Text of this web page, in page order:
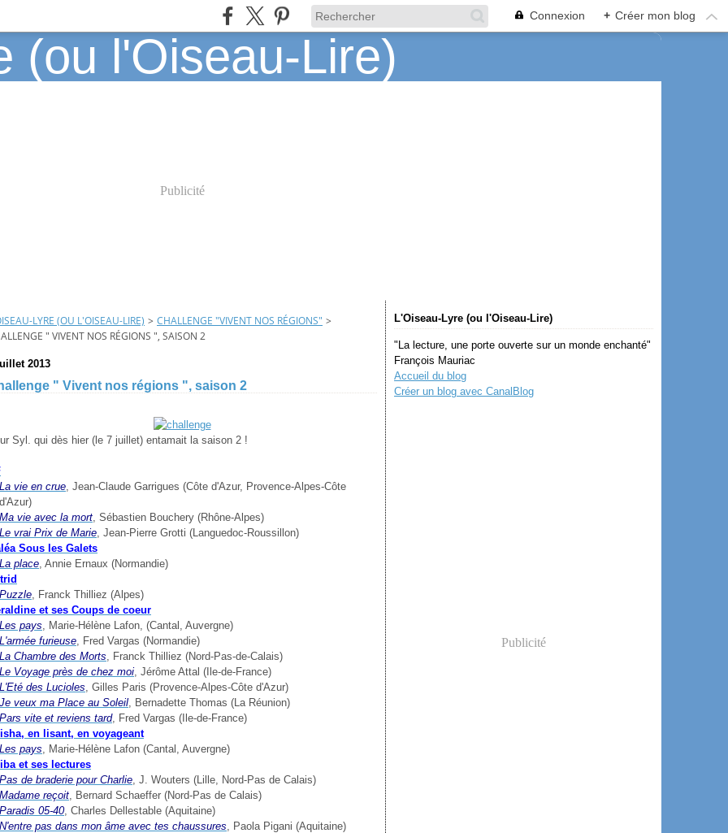
Connexion + Créer mon blog
Publicité
LYRE (OU L'OISEAU-LIRE) > CHALLENGE "VIVENT NOS RÉGIONS" >
" VIVENT NOS RÉGIONS ", SAISON 2
2013
" Vivent nos régions ", saison 2
Syl. qui dès hier (le 7 juillet) entamait la saison 2 !
La vie en crue, Jean-Claude Garrigues (Côte d'Azur, Provence-Alpes-Côte
d'Azur)
Ma vie avec la mort, Sébastien Bouchery (Rhône-Alpes)
Le vrai Prix de Marie, Jean-Pierre Grotti (Languedoc-Roussillon)
Sous les Galets
La place, Annie Ernaux (Normandie)
Puzzle, Franck Thilliez (Alpes)
et ses Coups de coeur
Les pays, Marie-Hélène Lafon, (Cantal, Auvergne)
L'armée furieuse, Fred Vargas (Normandie)
La Chambre des Morts, Franck Thilliez (Nord-Pas-de-Calais)
Le Voyage près de chez moi, Jérôme Attal (Ile-de-France)
L'Eté des Lucioles, Gilles Paris (Provence-Alpes-Côte d'Azur)
Je veux ma Place au Soleil, Bernadette Thomas (La Réunion)
Pars vite et reviens tard, Fred Vargas (Ile-de-France)
en lisant, en voyageant
Les pays, Marie-Hélène Lafon (Cantal, Auvergne)
et ses lectures
Pas de braderie pour Charlie, J. Wouters (Lille, Nord-Pas de Calais)
Madame reçoit, Bernard Schaeffer (Nord-Pas de Calais)
Paradis 05-40, Charles Dellestable (Aquitaine)
N'entre pas dans mon âme avec tes chaussures, Paola Pigani (Aquitaine)
L'Oiseau-Lyre (ou l'Oiseau-Lire)
"La lecture, une porte ouverte sur un monde enchanté"
François Mauriac
Accueil du blog
Créer un blog avec CanalBlog
Publicité